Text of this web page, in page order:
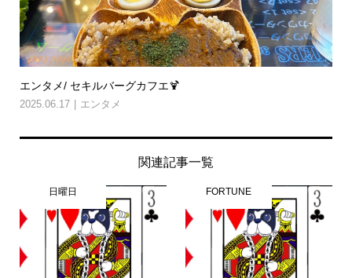
エンタメ/ セキルバーグカフエ🍹
2025.06.17 エンタメ
関連記事一覧
日曜日 FORTUNE